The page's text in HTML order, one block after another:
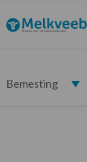
de
hoofdnavigatie
de
hoofd
de
eerste
de
voettekst
Bemesting